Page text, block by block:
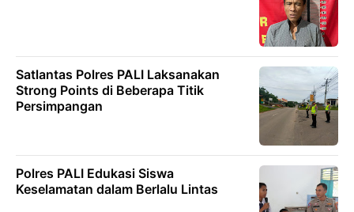
Satlantas Polres PALI Laksanakan
Strong Points di Beberapa Titik
Persimpangan
Polres PALI Edukasi Siswa
Keselamatan dalam Berlalu Lintas